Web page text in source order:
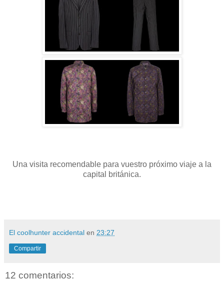
Una visita recomendable para vuestro próximo viaje a la
capital británica.
El coolhunter accidental en 23:27
Compartir
12 comentarios: